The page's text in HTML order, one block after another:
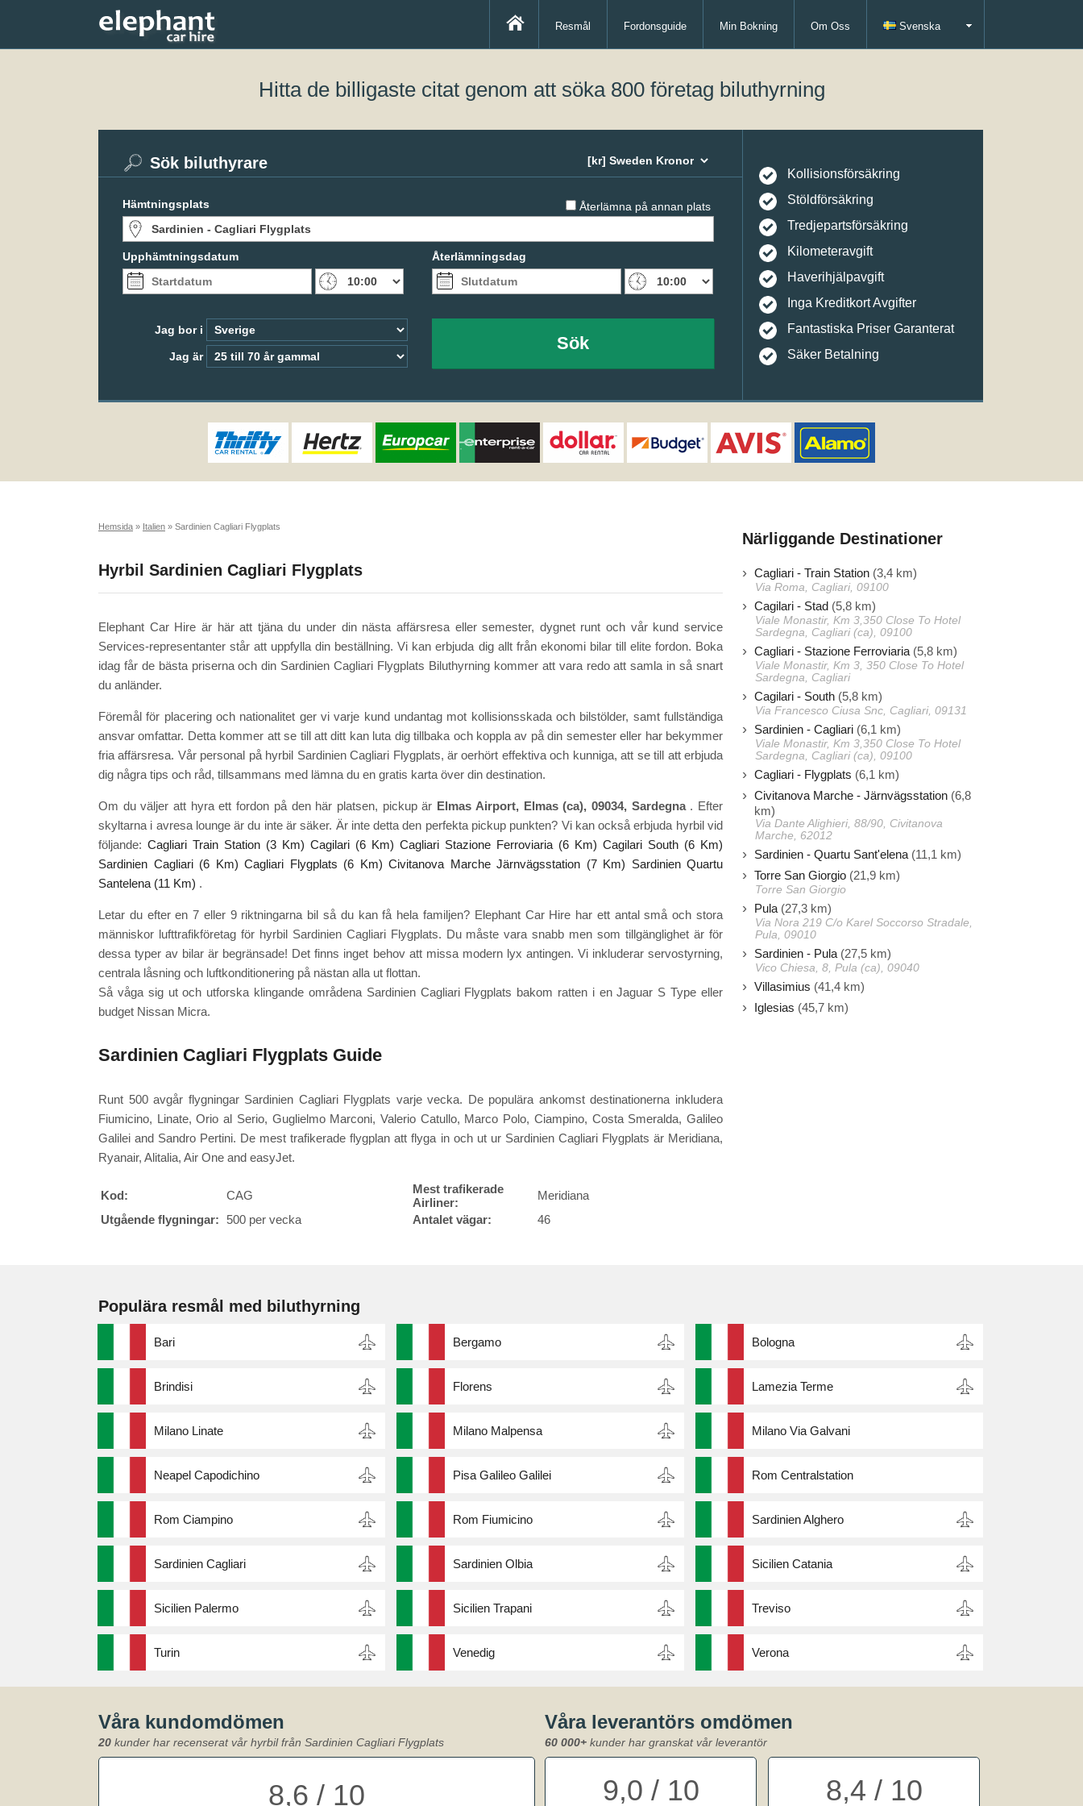
Resmål Fordonsguide Min Bokning Om Oss Svenska
Hitta de billigaste citat genom att söka 800 företag biluthyrning
Återlämna på annan plats
Sök biluthyrare
Hämtningsplats
Upphämtningsdatum Återlämningsdag
Jag bor i
Jag är
Sök
Kollisionsförsäkring
Stöldförsäkring
Tredjepartsförsäkring
Kilometeravgift
Haverihjälpavgift
Inga Kreditkort Avgifter
Fantastiska Priser Garanterat
Säker Betalning
Hemsida » Italien » Sardinien Cagliari Flygplats
Hyrbil Sardinien Cagliari Flygplats
Elephant Car Hire är här att tjäna du under din nästa affärsresa eller semester, dygnet runt och vår kund service
Services-representanter står att uppfylla din beställning. Vi kan erbjuda dig allt från ekonomi bilar till elite fordon. Boka
idag får de bästa priserna och din Sardinien Cagliari Flygplats Biluthyrning kommer att vara redo att samla in så snart
du anländer.
Föremål för placering och nationalitet ger vi varje kund undantag mot kollisionsskada och bilstölder, samt fullständiga
ansvar omfattar. Detta kommer att se till att ditt kan luta dig tillbaka och koppla av på din semester eller har bekymmer
fria affärsresa. Vår personal på hyrbil Sardinien Cagliari Flygplats, är oerhört effektiva och kunniga, att se till att erbjuda
dig några tips och råd, tillsammans med lämna du en gratis karta över din destination.
Om du väljer att hyra ett fordon på den här platsen, pickup är Elmas Airport, Elmas (ca), 09034, Sardegna . Efter
skyltarna i avresa lounge är du inte är säker. Är inte detta den perfekta pickup punkten? Vi kan också erbjuda hyrbil vid
följande: Cagliari Train Station (3 Km) Cagilari (6 Km) Cagliari Stazione Ferroviaria (6 Km) Cagilari South (6 Km)
Sardinien Cagliari (6 Km) Cagliari Flygplats (6 Km) Civitanova Marche Järnvägsstation (7 Km) Sardinien Quartu
Santelena (11 Km) .
Letar du efter en 7 eller 9 riktningarna bil så du kan få hela familjen? Elephant Car Hire har ett antal små och stora
människor lufttrafikföretag för hyrbil Sardinien Cagliari Flygplats. Du måste vara snabb men som tillgänglighet är för
dessa typer av bilar är begränsade! Det finns inget behov att missa modern lyx antingen. Vi inkluderar servostyrning,
centrala låsning och luftkonditionering på nästan alla ut flottan.
Så våga sig ut och utforska klingande områdena Sardinien Cagliari Flygplats bakom ratten i en Jaguar S Type eller
budget Nissan Micra.
Sardinien Cagliari Flygplats Guide
Runt 500 avgår flygningar Sardinien Cagliari Flygplats varje vecka. De populära ankomst destinationerna inkludera
Fiumicino, Linate, Orio al Serio, Guglielmo Marconi, Valerio Catullo, Marco Polo, Ciampino, Costa Smeralda, Galileo
Galilei and Sandro Pertini. De mest trafikerade flygplan att flyga in och ut ur Sardinien Cagliari Flygplats är Meridiana,
Ryanair, Alitalia, Air One and easyJet.
Kod: CAG
Mest trafikerade
Airliner:
Meridiana
Utgående flygningar:
500 per vecka Antalet vägar: 46
Närliggande Destinationer
Cagliari - Train Station (3,4 km)
Via Roma, Cagliari, 09100
Cagilari - Stad (5,8 km)
Viale Monastir, Km 3,350 Close To Hotel
Sardegna, Cagliari (ca), 09100
Cagliari - Stazione Ferroviaria (5,8 km)
Viale Monastir, Km 3, 350 Close To Hotel
Sardegna, Cagliari
Cagilari - South (5,8 km)
Via Francesco Ciusa Snc, Cagliari, 09131
Sardinien - Cagliari (6,1 km)
Viale Monastir, Km 3,350 Close To Hotel
Sardegna, Cagliari (ca), 09100
Cagliari - Flygplats (6,1 km)
Civitanova Marche - Järnvägsstation (6,8
km)
Via Dante Alighieri, 88/90, Civitanova
Marche, 62012
Sardinien - Quartu Sant'elena (11,1 km)
Torre San Giorgio (21,9 km)
Torre San Giorgio
Pula (27,3 km)
Via Nora 219 C/o Karel Soccorso Stradale,
Pula, 09010
Sardinien - Pula (27,5 km)
Vico Chiesa, 8, Pula (ca), 09040
Villasimius (41,4 km)
Iglesias (45,7 km)
Populära resmål med biluthyrning
Bari Bergamo Bologna
Brindisi Florens Lamezia Terme
Milano Linate Milano Malpensa Milano Via Galvani
Neapel Capodichino Pisa Galileo Galilei Rom Centralstation
Rom Ciampino Rom Fiumicino Sardinien Alghero
Sardinien Cagliari Sardinien Olbia Sicilien Catania
Sicilien Palermo Sicilien Trapani Treviso
Turin Venedig Verona
Våra kundomdömen
20 kunder har recenserat vår hyrbil från Sardinien Cagliari Flygplats
8,6 / 10
Våra leverantörs omdömen
60 000+ kunder har granskat vår leverantör
9,0 / 10 8,4 / 10